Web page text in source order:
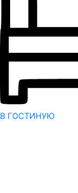
В ГОСТИНУЮ